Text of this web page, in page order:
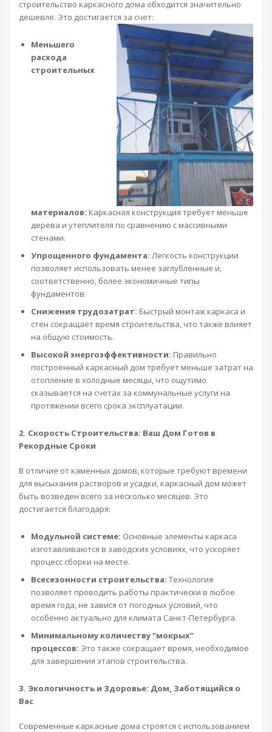
строительство каркасного дома обходится значительно
дешевле. Это достигается за счет:
Меньшего
расхода
строительных
материалов: Каркасная конструкция требует меньше
дерева и утеплителя по сравнению с массивными
стенами.
Упрощенного фундамента: Легкость конструкции
позволяет использовать менее заглубленные и,
соответственно, более экономичные типы
фундаментов.
Снижения трудозатрат: Быстрый монтаж каркаса и
стен сокращает время строительства, что также влияет
на общую стоимость.
Высокой энергоэффективности: Правильно
построенный каркасный дом требует меньше затрат на
отопление в холодные месяцы, что ощутимо
сказывается на счетах за коммунальные услуги на
протяжении всего срока эксплуатации.
2. Скорость Строительства: Ваш Дом Готов в
Рекордные Сроки
В отличие от каменных домов, которые требуют времени
для высыхания растворов и усадки, каркасный дом может
быть возведен всего за несколько месяцев. Это
достигается благодаря:
Модульной системе: Основные элементы каркаса
изготавливаются в заводских условиях, что ускоряет
процесс сборки на месте.
Всесезонности строительства: Технология
позволяет проводить работы практически в любое
время года, не завися от погодных условий, что
особенно актуально для климата Санкт-Петербурга.
Минимальному количеству “мокрых”
процессов: Это также сокращает время, необходимое
для завершения этапов строительства.
3. Экологичность и Здоровье: Дом, Заботящийся о
Вас
Современные каркасные дома строятся с использованием